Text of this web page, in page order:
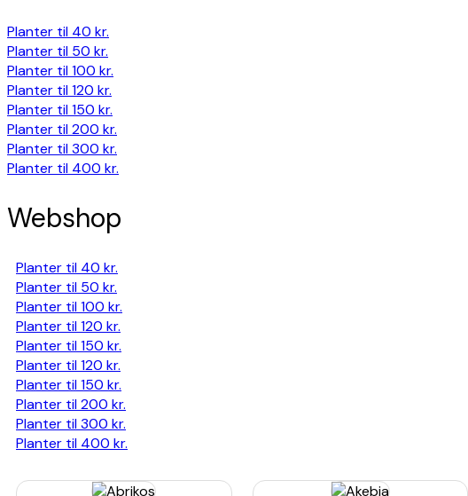
Planter til 40 kr.
Planter til 50 kr.
Planter til 100 kr.
Planter til 120 kr.
Planter til 150 kr.
Planter til 200 kr.
Planter til 300 kr.
Planter til 400 kr.
Webshop
Planter til 40 kr.
Planter til 50 kr.
Planter til 100 kr.
Planter til 120 kr.
Planter til 150 kr.
Planter til 120 kr.
Planter til 150 kr.
Planter til 200 kr.
Planter til 300 kr.
Planter til 400 kr.